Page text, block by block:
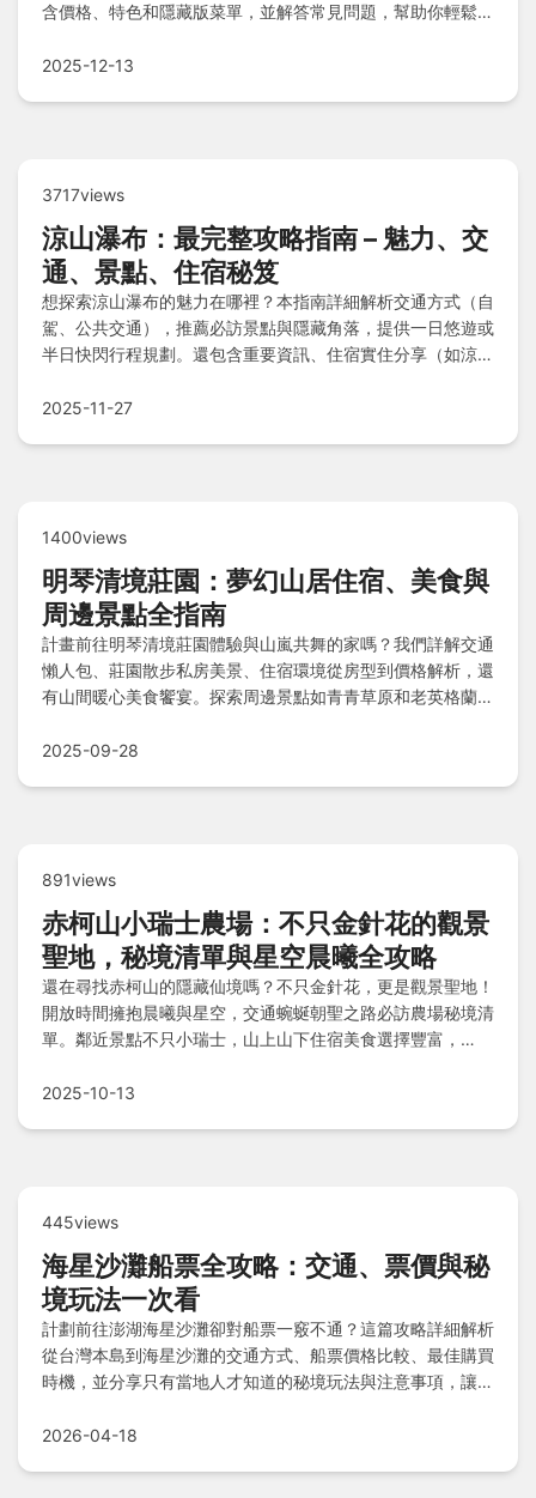
含價格、特色和隱藏版菜單，並解答常見問題，幫助你輕鬆找
2025-12-13
3717views
涼山瀑布：最完整攻略指南 – 魅力、交
通、景點、住宿秘笈
想探索涼山瀑布的魅力在哪裡？本指南詳細解析交通方式（自
駕、公共交通），推薦必訪景點與隱藏角落，提供一日悠遊或
半日快閃行程規劃。還包含重要資訊、住宿實住分享（如涼山
惑，讓您輕鬆規劃完美旅程。
2025-11-27
1400views
明琴清境莊園：夢幻山居住宿、美食與
周邊景點全指南
計畫前往明琴清境莊園體驗與山嵐共舞的家嗎？我們詳解交通
懶人包、莊園散步私房美景、住宿環境從房型到價格解析，還
有山間暖心美食饗宴。探索周邊景點如青青草原和老英格蘭莊
超所值的夢幻假期。
2025-09-28
891views
赤柯山小瑞士農場：不只金針花的觀景
聖地，秘境清單與星空晨曦全攻略
還在尋找赤柯山的隱藏仙境嗎？不只金針花，更是觀景聖地！
開放時間擁抱晨曦與星空，交通蜿蜒朝聖之路必訪農場秘境清
單。鄰近景點不只小瑞士，山上山下住宿美食選擇豐富，
2025-10-13
445views
海星沙灘船票全攻略：交通、票價與秘
境玩法一次看
計劃前往澎湖海星沙灘卻對船票一竅不通？這篇攻略詳細解析
從台灣本島到海星沙灘的交通方式、船票價格比較、最佳購買
時機，並分享只有當地人才知道的秘境玩法與注意事項，讓你
2026-04-18